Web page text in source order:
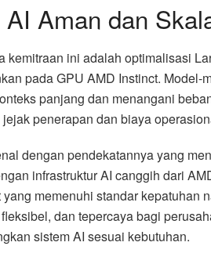
Aman dan
kemitraan ini adalah optimalisasi
pada GPU AMD Instinct. Model-
panjang dan menangani
penerapan dan biaya
dengan pendekatannya yang
infrastruktur AI canggih dari
memenuhi standar kepatuhan
dan tepercaya bagi
sistem AI sesuai kebutuhan.